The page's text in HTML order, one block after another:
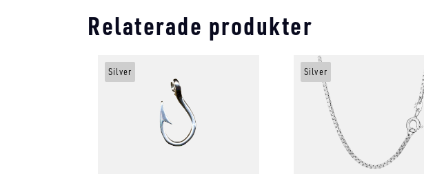
Relaterade produkter
Silver Silver